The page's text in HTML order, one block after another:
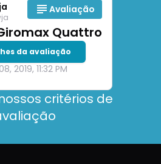
Avaliação
Quattro
da avaliação
2019, 11:32 PM
critérios de